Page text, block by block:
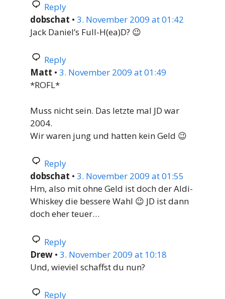
Reply
dobschat • 3. November 2009 at 01:42
Jack Daniel’s Full-H(ea)D? 😉
Reply
Matt • 3. November 2009 at 01:49
*ROFL*
Muss nicht sein. Das letzte mal JD war
2004.
Wir waren jung und hatten kein Geld 😉
Reply
dobschat • 3. November 2009 at 01:55
Hm, also mit ohne Geld ist doch der Aldi-
Whiskey die bessere Wahl 😉 JD ist dann
doch eher teuer…
Reply
Drew • 3. November 2009 at 10:18
Und, wieviel schaffst du nun?
Reply